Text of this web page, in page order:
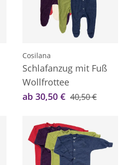
Cosilana
Schlafanzug mit Fuß
Wollfrottee
ab 30,50 € 40,50 €